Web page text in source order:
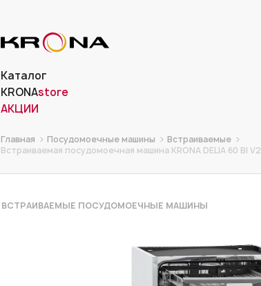
Каталог
KRONAstore
АКЦИИ
Главная Посудомоечные машины
Встраиваемые
Встраиваемая посудомоечная машина KRONA DELIA 60 BI V2
ВСТРАИВАЕМЫЕ ПОСУДОМОЕЧНЫЕ МАШИНЫ